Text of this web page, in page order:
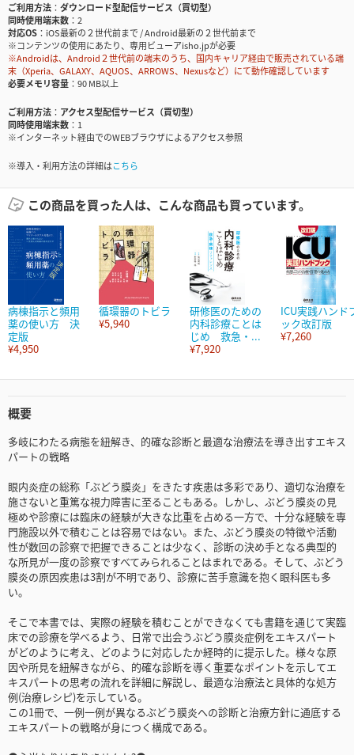
ご利用方法
ダウンロード型配信サービス（買切型）
同時使用端末数
2
対応OS
iOS最新の２世代前まで / Android最新の２世代前まで
※コンテンツの使用にあたり、専用ビューアisho.jpが必要
※Androidは、Android２世代前の端末のうち、国内キャリア経由で販売されている端
末（Xperia、GALAXY、AQUOS、ARROWS、Nexusなど）にて動作確認しています
必要メモリ容量
90 MB以上
ご利用方法
アクセス型配信サービス（買切型）
同時使用端末数
1
※インターネット経由でのWEBブラウザによるアクセス参照
※導入・利用方法の詳細はこちら
この商品を買った人は、こんな商品も買っています。
病棟指示と頻用
薬の使い方 決
定版
¥4,950
循環器のトビラ
¥5,940
研修医のための
内科診療ことは
じめ 救急・...
¥7,920
ICU実践ハンド
ック改訂版
¥7,260
概要
多岐にわたる病態を紐解き、的確な診断と最適な治療法を導き出すエキス
パートの戦略
眼内炎症の総称「ぶどう膜炎」をきたす疾患は多彩であり、適切な治療を
施さないと重篤な視力障害に至ることもある。しかし、ぶどう膜炎の見
極めや診療には臨床の経験が大きな比重を占める一方で、十分な経験を専
門施設以外で積むことは容易ではない。また、ぶどう膜炎の特徴や活動
性が数回の診察で把握できることは少なく、診断の決め手となる典型的
な所見が一度の診察ですべてみられることはまれである。そして、ぶどう
膜炎の原因疾患は3割が不明であり、診療に苦手意識を抱く眼科医も多
い。
そこで本書では、実際の経験を積むことができなくても書籍を通じて実臨
床での診療を学べるよう、日常で出会うぶどう膜炎症例をエキスパート
がどのように考え、どのように対応したか経時的に提示した。様々な原
因や所見を紐解きながら、的確な診断を導く重要なポイントを示してエ
キスパートの思考の流れを詳細に解説し、最適な治療法と具体的な処方
例(治療レシピ)を示している。
この1冊で、一例一例が異なるぶどう膜炎への診断と治療方針に通底する
エキスパートの戦略が身につく構成である。